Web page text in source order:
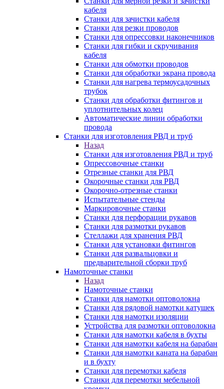
кабеля
Станки для зачистки кабеля
Станки для резки проводов
Станки для опрессовки наконечников
Станки для гибки и скручивания
кабеля
Станки для обмотки проводов
Станки для обработки экрана провода
Станки для нагрева термоусадочных
трубок
Станки для обработки фитингов и
уплотнительных колец
Автоматические линии обработки
провода
Станки для изготовления РВД и труб
Назад
Станки для изготовления РВД и труб
Опрессовочные станки
Отрезные станки для РВД
Окорочные станки для РВД
Окорочно-отрезные станки
Испытательные стенды
Маркировочные станки
Станки для перфорации рукавов
Станки для размотки рукавов
Стеллажи для хранения РВД
Станки для установки фитингов
Станки для развальцовки и
предварительной сборки труб
Намоточные станки
Назад
Намоточные станки
Станки для намотки оптоволокна
Станки для рядовой намотки катушек
Станки для намотки изоляции
Устройства для размотки оптоволокна
Станки для намотки кабеля в бухты
Станки для намотки кабеля на барабан
Станки для намотки каната на барабан
и в бухту
Станки для перемотки кабеля
Станки для перемотки мебельной